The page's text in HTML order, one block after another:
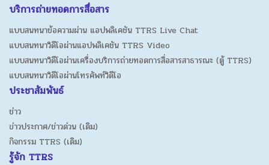
บริการถ่ายทอดการสื่อสาร
แบบสนทนาข้อความผ่าน แอปพลิเคชัน TTRS Live Chat
แบบสนทนาวิดีโอผ่านแอปพลิเคชัน TTRS Video
แบบสนทนาวิดีโอผ่านเครื่องบริการถ่ายทอดการสื่อสารสาธารณะ (ตู้ TTRS)
แบบสนทนาวิดีโอผ่านโทรศัพท์วิดีโอ
ประชาสัมพันธ์
ข่าว
ข่าวประกาศ/ข่าวด่วน (เดิม)
กิจกรรม TTRS (เดิม)
รู้จัก TTRS